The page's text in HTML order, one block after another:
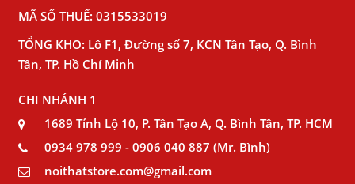
MÃ SỐ THUẾ: 0315533019
TỔNG KHO: Lô F1, Đường số 7, KCN Tân Tạo, Q. Bình
Tân, TP. Hồ Chí Minh
CHI NHÁNH 1
1689 Tỉnh Lộ 10, P. Tân Tạo A, Q. Bình Tân, TP. HCM
0934 978 999 - 0906 040 887 (Mr. Bình)
noithatstore.com@gmail.com